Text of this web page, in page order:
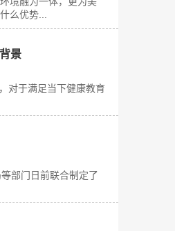
么优势...
景
对于满足当下健康教育
部门日前联合制定了